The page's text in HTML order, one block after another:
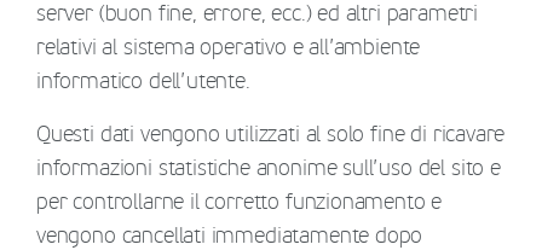
server (buon fine, errore, ecc.) ed altri parametri
relativi al sistema operativo e all’ambiente
informatico dell’utente.
Questi dati vengono utilizzati al solo fine di ricavare
informazioni statistiche anonime sull’uso del sito e
per controllarne il corretto funzionamento e
vengono cancellati immediatamente dopo